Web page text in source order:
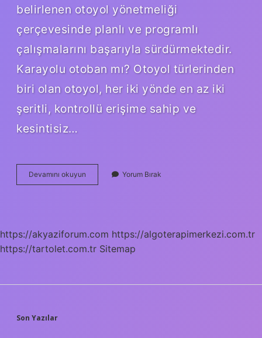
belirlenen otoyol yönetmeliği
çerçevesinde planlı ve programlı
çalışmalarını başarıyla sürdürmektedir.
Karayolu otoban mı? Otoyol türlerinden
biri olan otoyol, her iki yönde en az iki
şeritli, kontrollü erişime sahip ve
kesintisiz…
Devamını okuyun
Ne
Yorum Bırak
https://akyaziforum.com https://algoterapimerkezi.com.tr
https://tartolet.com.tr Sitemap
SIDEBAR
Son Yazılar